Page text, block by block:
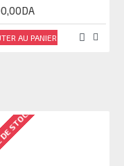
AU PANIER
STOCK